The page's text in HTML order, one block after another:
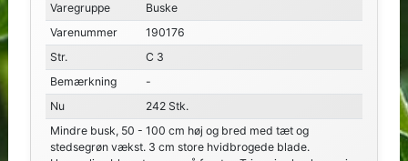
Varegruppe
Buske
Varenummer
190176
Str.
C 3
Bemærkning
-
Nu
242 Stk.
Mindre busk, 50 - 100 cm høj og bred med tæt og
stedsegrøn vækst. 3 cm store hvidbrogede blade.